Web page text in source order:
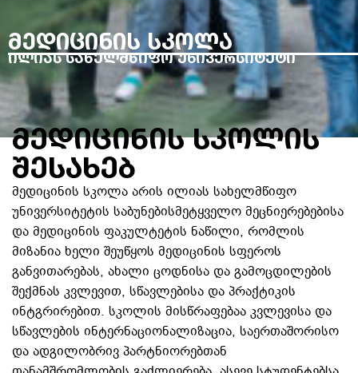
მედიცინის სკოლა
ილიას სახელმწიფო უნივერსიტეტი
მედიცინის სკოლის
შესახებ
მედიცინის სკოლა არის ილიას სახელმწიფო
უნივერსიტეტის საბუნებისმეტყველო მეცნიერებებისა
და მედიცინის ფაკულტეტის ნაწილი, რომლის
მიზანია ხელი შეუწყოს მედიცინის სფეროს
განვითარებას, ახალი ცოდნისა და გამოცდილების
შექმნას კვლევით, სწავლებისა და პრაქტიკის
ინტგრირებით. სკოლის მისწრაფებაა კვლევისა და
სწავლების ინტერნაციონალიზაცია, საერთაშორისო
და ადგილობრივ პარტნიორებთან